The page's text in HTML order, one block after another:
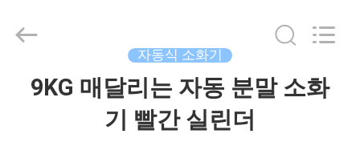
CQMEC
Machinery
자동식 소화기
9KG 매달리는 자동 분말 소화
기 빨간 실린더